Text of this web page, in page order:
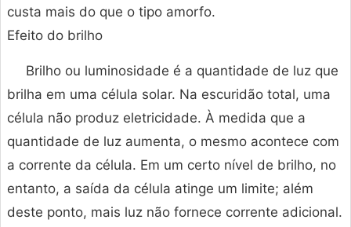
custa mais do que o tipo amorfo.
Efeito do brilho
Brilho ou luminosidade é a quantidade de luz que
brilha em uma célula solar. Na escuridão total, uma
célula não produz eletricidade. À medida que a
quantidade de luz aumenta, o mesmo acontece com
a corrente da célula. Em um certo nível de brilho, no
entanto, a saída da célula atinge um limite; além
deste ponto, mais luz não fornece corrente adicional.